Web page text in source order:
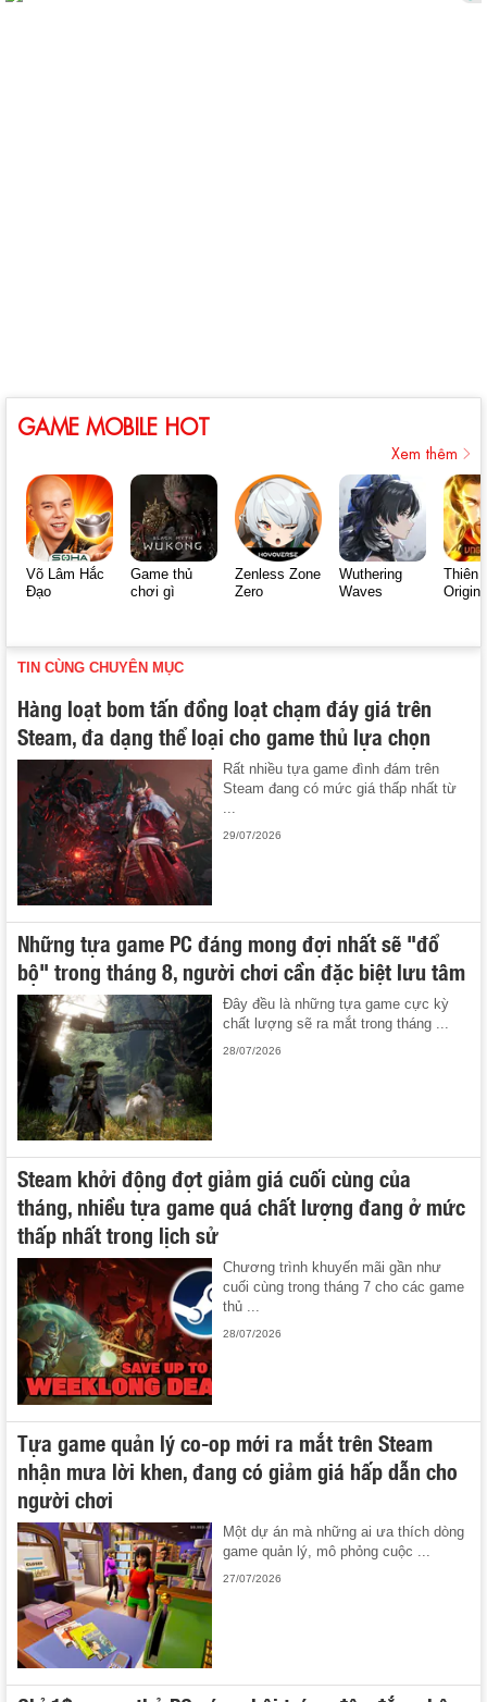
GAME MOBILE HOT
Xem thêm
Võ Lâm Hắc
Đạo
Game thủ
chơi gì
Zenless Zone
Zero
Wuthering
Waves
Thiên
Origin
TIN CÙNG CHUYÊN MỤC
Hàng loạt bom tấn đồng loạt chạm đáy giá trên
Steam, đa dạng thể loại cho game thủ lựa chọn
Rất nhiều tựa game đình đám trên
Steam đang có mức giá thấp nhất từ
29/07/2026
Những tựa game PC đáng mong đợi nhất sẽ "đổ
bộ" trong tháng 8, người chơi cần đặc biệt lưu tâm
Đây đều là những tựa game cực kỳ
chất lượng sẽ ra mắt trong tháng ...
28/07/2026
Steam khởi động đợt giảm giá cuối cùng của
tháng, nhiều tựa game quá chất lượng đang ở mức
thấp nhất trong lịch sử
Chương trình khuyến mãi gần như
cuối cùng trong tháng 7 cho các game
thủ ...
28/07/2026
Tựa game quản lý co-op mới ra mắt trên Steam
nhận mưa lời khen, đang có giảm giá hấp dẫn cho
người chơi
Một dự án mà những ai ưa thích dòng
game quản lý, mô phỏng cuộc ...
27/07/2026